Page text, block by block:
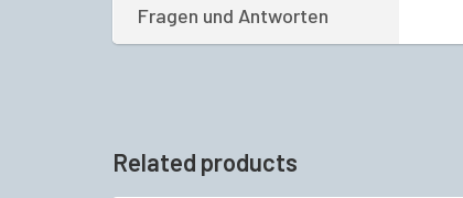
Fragen und Antworten
Related products